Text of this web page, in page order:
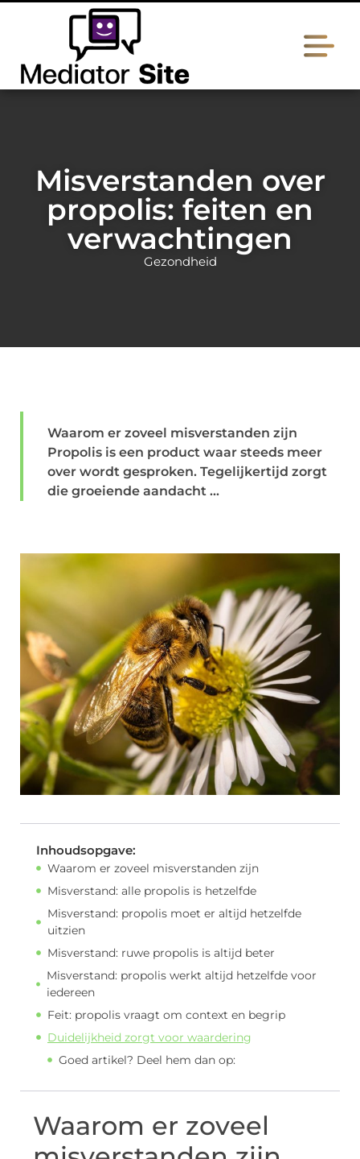
Misverstanden over
propolis: feiten en
verwachtingen
Gezondheid
Waarom er zoveel misverstanden zijn
Propolis is een product waar steeds meer
over wordt gesproken. Tegelijkertijd zorgt
die groeiende aandacht ...
Inhoudsopgave:
Waarom er zoveel misverstanden zijn
Misverstand: alle propolis is hetzelfde
Misverstand: propolis moet er altijd hetzelfde
uitzien
Misverstand: ruwe propolis is altijd beter
Misverstand: propolis werkt altijd hetzelfde voor
iedereen
Feit: propolis vraagt om context en begrip
Duidelijkheid zorgt voor waardering
Goed artikel? Deel hem dan op:
Waarom er zoveel